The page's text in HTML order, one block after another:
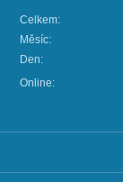
Online:
Celkem:
Měsíc:
Den: